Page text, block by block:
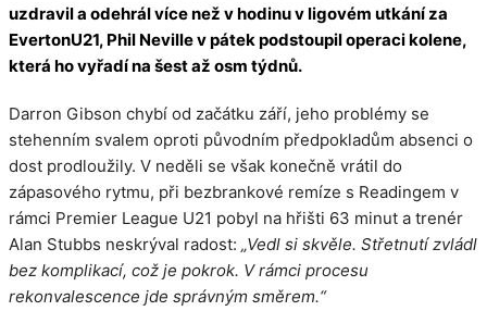
uzdravil a odehrál více než v hodinu v ligovém utkání za
EvertonU21, Phil Neville v pátek podstoupil operaci kolene,
která ho vyřadí na šest až osm týdnů.
Darron Gibson chybí od začátku září, jeho problémy se
stehenním svalem oproti původním předpokladům absenci o
dost prodloužily. V neděli se však konečně vrátil do
zápasového rytmu, při bezbrankové remíze s Readingem v
rámci Premier League U21 pobyl na hřišti 63 minut a trenér
Alan Stubbs neskrýval radost: „Vedl si skvěle. Střetnutí zvládl
bez komplikací, což je pokrok. V rámci procesu
rekonvalescence jde správným směrem.“